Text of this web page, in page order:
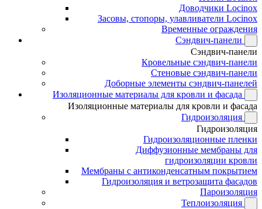
Доводчики Locinox
Засовы, стопоры, улавливатели Locinox
Временные ограждения
Сэндвич-панели
Сэндвич-панели
Кровельные сэндвич-панели
Стеновые сэндвич-панели
Доборные элементы сэндвич-панелей
Изоляционные материалы для кровли и фасада
Изоляционные материалы для кровли и фасада
Гидроизоляция
Гидроизоляция
Гидроизоляционные пленки
Диффузионные мембраны для
гидроизоляции кровли
Мембраны с антиконденсатным покрытием
Гидроизоляция и ветрозащита фасадов
Пароизоляция
Теплоизоляция